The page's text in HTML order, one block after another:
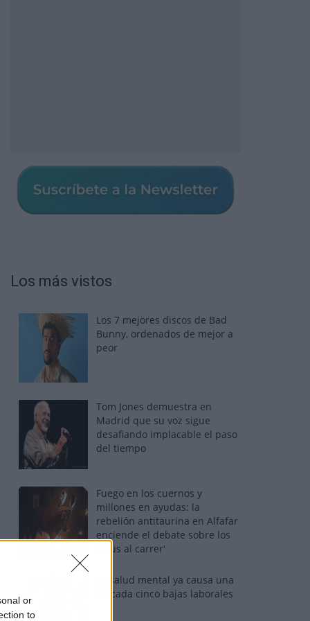
or
to
Los más vistos
Los 7 mejores discos de Bad
Bunny, ordenados de mejor a
peor
Tom Jones demuestra en
Madrid que su voz sigue
desafiando implacable el paso
del tiempo
Fuego en los cuernos y
millones en ayudas: la
rebelión antitaurina en Alfafar
enciende el debate sobre los
'bous al carrer'
La salud mental ya causa una
de cada cinco bajas laborales